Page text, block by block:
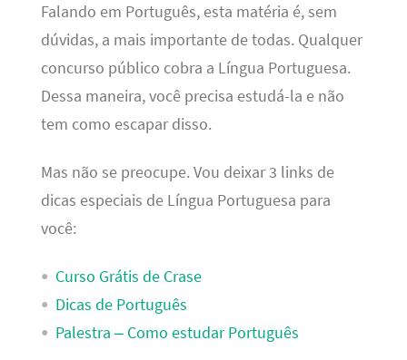
Falando em Português, esta matéria é, sem
dúvidas, a mais importante de todas. Qualquer
concurso público cobra a Língua Portuguesa.
Dessa maneira, você precisa estudá-la e não
tem como escapar disso.
Mas não se preocupe. Vou deixar 3 links de
dicas especiais de Língua Portuguesa para
você:
Curso Grátis de Crase
Dicas de Português
Palestra – Como estudar Português